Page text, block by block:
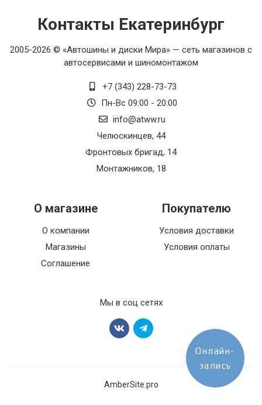
Контакты Екатеринбург
2005-2026 © «Автошины и диски Мира» — сеть магазинов с
автосервисами и шиномонтажом
+7 (343) 228-73-73
Пн-Вс 09:00 - 20:00
info@atww.ru
Челюскинцев, 44
Фронтовых бригад, 14
Монтажников, 18
О магазине
О компании
Магазины
Соглашение
Покупателю
Условия доставки
Условия оплаты
Мы в соц сетях
AmberSite.pro
Онлайн-
запись